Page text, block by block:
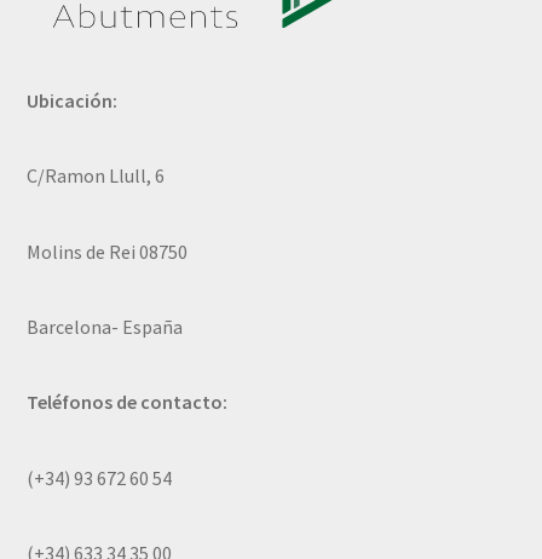
Ubicación:
C/Ramon Llull, 6
Molins de Rei 08750
Barcelona- España
Teléfonos de contacto:
(+34) 93 672 60 54
(+34) 633 34 35 00